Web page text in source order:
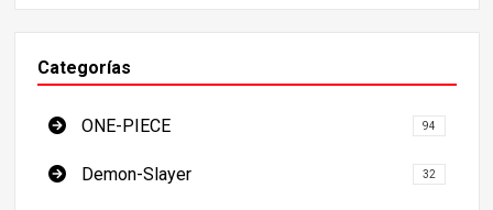
Categorías
ONE-PIECE 94
Demon-Slayer 32